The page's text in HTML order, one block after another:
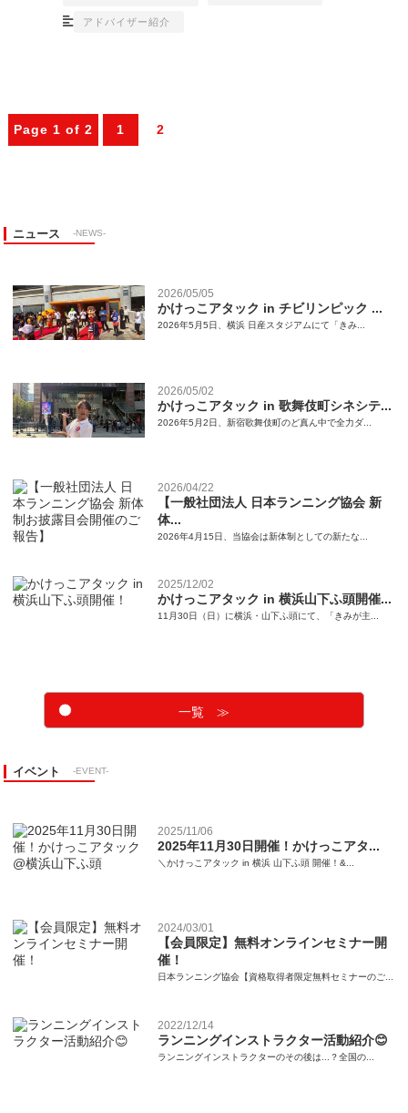
アドバイザー紹介
Page 1 of 2 1 2
ニュース -NEWS-
2026/05/05
かけっこアタック in チビリンピック ...
2026年5月5日、横浜 日産スタジアムにて「きみ...
2026/05/02
かけっこアタック in 歌舞伎町シネシテ...
2026年5月2日、新宿歌舞伎町のど真ん中で全力ダ...
2026/04/22
【一般社団法人 日本ランニング協会 新
体...
2026年4月15日、当協会は新体制としての新たな...
2025/12/02
かけっこアタック in 横浜山下ふ頭開催...
11月30日（日）に横浜・山下ふ頭にて、「きみが主...
一覧 ≫
イベント -EVENT-
2025/11/06
2025年11月30日開催！かけっこアタ...
＼かけっこアタック in 横浜 山下ふ頭 開催！&...
2024/03/01
【会員限定】無料オンラインセミナー開
催！
日本ランニング協会【資格取得者限定無料セミナーのご...
2022/12/14
ランニングインストラクター活動紹介😊
ランニングインストラクターのその後は...？全国の...